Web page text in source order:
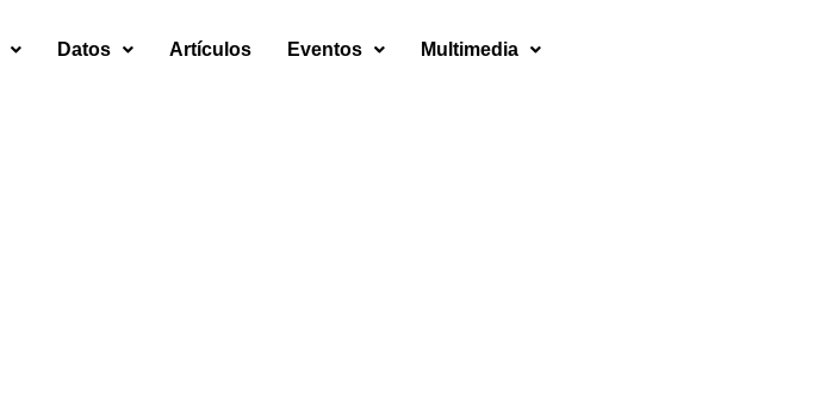
Datos Artículos Eventos Multimedia